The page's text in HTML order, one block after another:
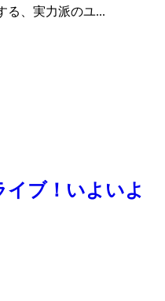
る、実力派のユ...
イブ！いよいよ